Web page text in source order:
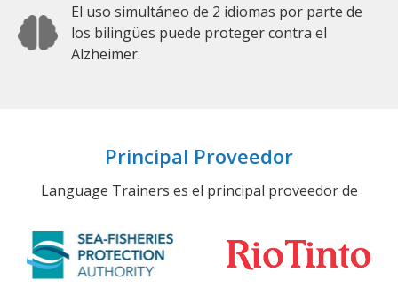
El uso simultáneo de 2 idiomas por parte de
los bilingües puede proteger contra el
Alzheimer.
Principal Proveedor
Language Trainers es el principal proveedor de